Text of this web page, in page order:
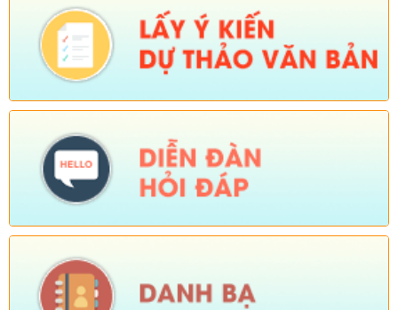
Số: 1839/KH-UBND
Tên:(KẾ HOẠCH Công tác phổ biến, giáo dục pháp luật 6
tháng cuối năm 2026 trên địa bàn xã Sì Lở Lầu)
Ngày ban hành: (05/08/2026) - Ngày hiệu lực: (04/08/2026)
Tên:(KẾ HOẠCH Tổ chức Hội nghị tổng kết năm học 2025-
Ngày ban hành: (04/08/2026) -Ngày hiệu lực: (24/07/2026)